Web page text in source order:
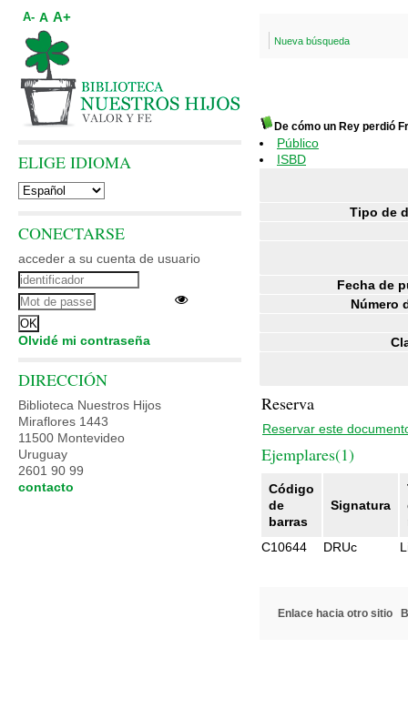
Nueva búsqueda
De cómo un Rey perdió
Público
ISBD
Tipo de
Fecha de
Número
Reserva
Reservar este
Ejemplares(1)
Código
de
barras
Signatura
C10644
DRUc
Enlace hacia otro sitio
A- A A+
ELIGE IDIOMA
CONECTARSE
acceder a su cuenta de usuario
Olvidé mi contraseña
DIRECCIÓN
Biblioteca Nuestros Hijos
Miraflores 1443
11500 Montevideo
Uruguay
2601 90 99
contacto